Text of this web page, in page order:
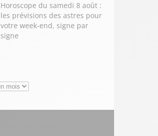
Horoscope du samedi 8 août :
les prévisions des astres pour
votre week-end, signe par
signe